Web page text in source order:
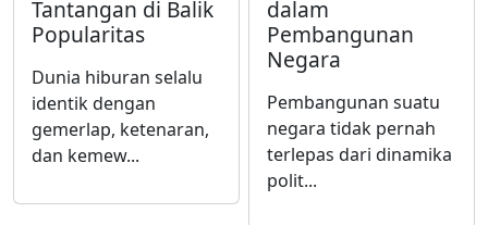
Tantangan di Balik
Popularitas
Dunia hiburan selalu
identik dengan
gemerlap, ketenaran,
dan kemew...
dalam
Pembangunan
Negara
Pembangunan suatu
negara tidak pernah
terlepas dari dinamika
polit...